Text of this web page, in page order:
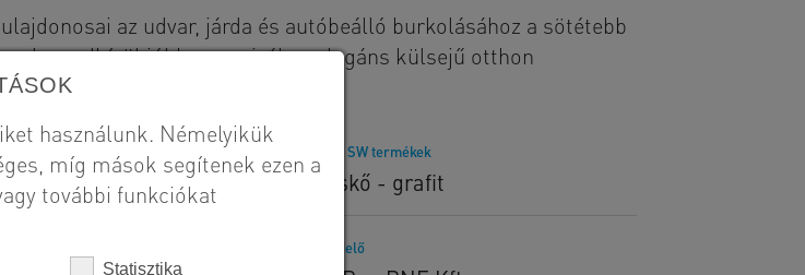
az udvar, járda és autóbeálló burkolásához a sötétebb
rendkívül jól harmonizál az elegáns külsejű otthon
Szállított SW termékek
Maroskő - grafit
Megrendelő
használunk. Némelyikük
míg mások segítenek ezen a
további funkciókat
Statisztika